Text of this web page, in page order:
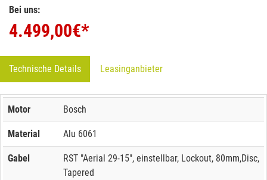
Bei uns:
4.499,00€*
Technische Details Leasinganbieter
Motor Bosch
Material Alu 6061
Gabel
RST "Aerial 29-15", einstellbar, Lockout, 80mm,Disc,
Tapered